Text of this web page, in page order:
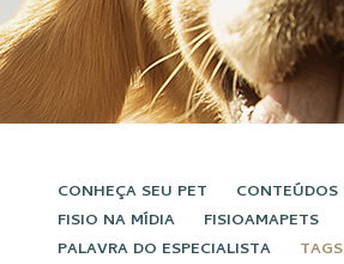
CONHEÇA SEU PET
CONTEÚDOS
FISIO NA MÍDIA
FISIOAMAPETS
PALAVRA DO ESPECIALISTA
TAGS